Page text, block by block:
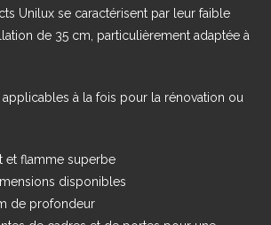
Unilux se caractérisent par leur faible
de 35 cm, particulièrement adaptée à
à la fois pour la rénovation ou
et flamme superbe
disponibles
de profondeur